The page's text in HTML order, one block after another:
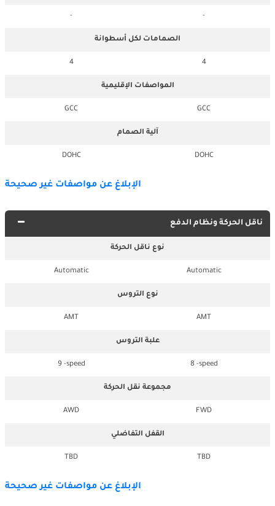
-
-
الصمامات لكل أسطوانة
4
4
المواصفات الإقليمية
GCC
GCC
آلية الصمام
DOHC
DOHC
الإبلاغ عن مواصفات غير صحيحة
ناقل الحركة ونظام الدفع
نوع ناقل الحركة
Automatic
Automatic
نوع التروس
AMT
AMT
علبة التروس
8 -speed
9 -speed
مجموعة نقل الحركة
FWD
AWD
القفل التفاضلي
TBD
TBD
الإبلاغ عن مواصفات غير صحيحة